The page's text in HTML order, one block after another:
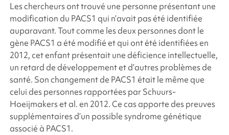
Les chercheurs ont trouvé une personne présentant une
modification du PACS1 qui n’avait pas été identifiée
auparavant. Tout comme les deux personnes dont le
gène PACS1 a été modifié et qui ont été identifiées en
2012, cet enfant présentait une déficience intellectuelle,
un retard de développement et d’autres problèmes de
santé. Son changement de PACS1 était le même que
celui des personnes rapportées par Schuurs-
Hoeijmakerset al.en 2012. Ce cas apporte des preuves
supplémentaires d’un possible syndrome génétique
associé à PACS1.